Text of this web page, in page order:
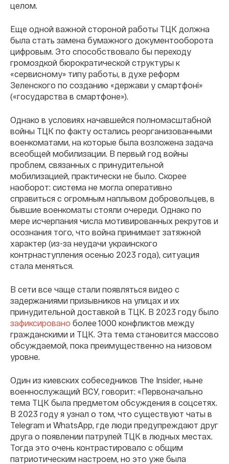
целом.
Еще одной важной стороной работы ТЦК должна
была стать замена бумажного документооборота
цифровым. Это способствовало бы переходу
громоздкой бюрократической структуры к
«сервисному» типу работы, в духе реформ
Зеленского по созданию «держави у смартфоні»
(«государства в смартфоне»).
Однако в условиях начавшейся полномасштабной
войны ТЦК по факту остались реорганизованными
военкоматами, на которые была возложена задача
всеобщей мобилизации. В первый год войны
проблем, связанных с принудительной
мобилизацией, практически не было. Скорее
наоборот: система не могла оперативно
справиться с огромным наплывом добровольцев, в
бывшие военкоматы стояли очереди. Однако по
мере исчерпания числа мотивированных рекрутов и
осознания того, что война принимает затяжной
характер (из-за неудачи украинского
контрнаступления осенью 2023 года), ситуация
стала меняться.
В сети все чаще стали появляться видео с
задержаниями призывников на улицах и их
принудительной доставкой в ТЦК. В 2023 году было
зафиксировано более 1000 конфликтов между
гражданскими и ТЦК. Эта тема становится массово
обсуждаемой, пока преимущественно на низовом
уровне.
Один из киевских собеседников The Insider, ныне
военнослужащий ВСУ, говорит: «Первоначально
тема ТЦК была предметом обсуждения в соцсетях.
В 2023 году я узнал о том, что существуют чаты в
Telegram и WhatsApp, где люди предупреждают друг
друга о появлении патрулей ТЦК в людных местах.
Тогда это очень контрастировало с общим
патриотическим настроем, но это уже была